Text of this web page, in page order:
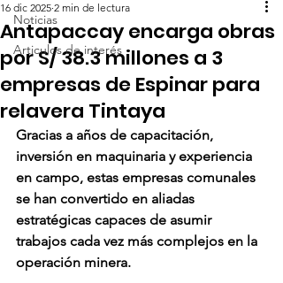
Noticias
Articulos de interés
Antapaccay encarga obras
por S/ 38.3 millones a 3
empresas de Espinar para
relavera Tintaya
16 dic 2025 2 min de lectura
Gracias a años de capacitación,
inversión en maquinaria y experiencia
en campo, estas empresas comunales
se han convertido en aliadas
estratégicas capaces de asumir
trabajos cada vez más complejos en la
operación minera.